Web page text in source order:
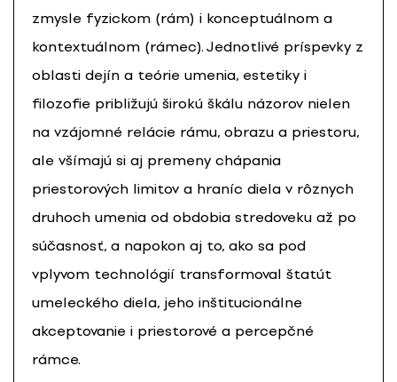
zmysle fyzickom (rám) i konceptuálnom a
kontextuálnom (rámec). Jednotlivé príspevky z
oblasti dejín a teórie umenia, estetiky i
filozofie približujú širokú škálu názorov nielen
na vzájomné relácie rámu, obrazu a priestoru,
ale všímajú si aj premeny chápania
priestorových limitov a hraníc diela v rôznych
druhoch umenia od obdobia stredoveku až po
súčasnosť, a napokon aj to, ako sa pod
vplyvom technológií transformoval štatút
umeleckého diela, jeho inštitucionálne
akceptovanie i priestorové a percepčné
rámce.